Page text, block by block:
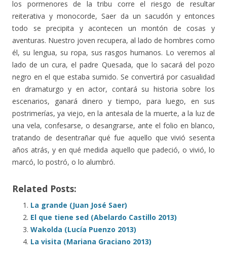
los pormenores de la tribu corre el riesgo de resultar
reiterativa y monocorde, Saer da un sacudón y entonces
todo se precipita y acontecen un montón de cosas y
aventuras. Nuestro joven recupera, al lado de hombres como
él, su lengua, su ropa, sus rasgos humanos. Lo veremos al
lado de un cura, el padre Quesada, que lo sacará del pozo
negro en el que estaba sumido. Se convertirá por casualidad
en dramaturgo y en actor, contará su historia sobre los
escenarios, ganará dinero y tiempo, para luego, en sus
postrimerías, ya viejo, en la antesala de la muerte, a la luz de
una vela, confesarse, o desangrarse, ante el folio en blanco,
tratando de desentrañar qué fue aquello que vivió sesenta
años atrás, y en qué medida aquello que padeció, o vivió, lo
marcó, lo postró, o lo alumbró.
Related Posts:
La grande (Juan José Saer)
El que tiene sed (Abelardo Castillo 2013)
Wakolda (Lucía Puenzo 2013)
La visita (Mariana Graciano 2013)